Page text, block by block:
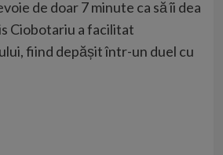
de doar 7 minute ca să îi dea
Ciobotariu a facilitat
fiind depășit într-un duel cu